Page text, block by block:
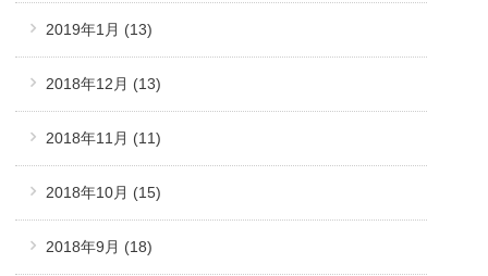
2019年1月 (13)
2018年12月 (13)
2018年11月 (11)
2018年10月 (15)
2018年9月 (18)